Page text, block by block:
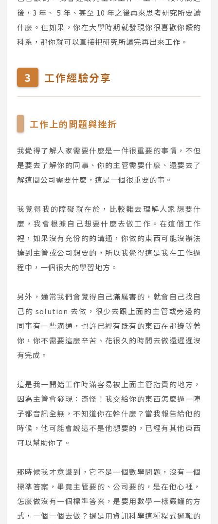
後，3 年、 5 年、甚至 10 年之後再來思考研究所要讀
什麼。但如果，你在大學時期就發現你很喜歡你讀的
科系，那你就可以直接把研究所讀完再出來工作。
工作經驗分享
工作上的問題與挫折
我覺得了解人家需要什麼是一件很重要的事情，不但
是要去了解你的同事、你的主管需要什麼、還要去了
解這間公司需要什麼，這是一個很重要的事。
我覺得我的障礙就在於，比較難去理解人家想要什
麼，我會根據自己想要什麼去做工作。在這個工作
裡，如果沒有充份的的溝通，你做的東西可能沒辦法
達到主管或公司想要的，所以我覺得這是我在工作過
程中，一個很大的學習地方。
另外，通常我們會覺得自己滿厲害的，就會自己找自
己的 solution 去做，很少去跟上面的主管或旁邊的
同事有一些溝通，也許已經有既有的東西在那邊等著
你，你不需要這麼辛苦、花很久的時間去做還遲遲沒
有完成。
這是我一開始工作時滿容易被上面主管指責的地方，
因為主管會發現：奇怪！我交給你的東西怎麼過一陣
子都音訊全無，不知道你在幹什麼？當我報告給他的
時候，他可能會說這不是他想要的，已經有其他東西
可以幫助你了。
那時候我才意識到，它不是一個數學問題，沒有一個
標準答案，畢竟主管要的、公司要的，是在他心裡，
怎麼做沒有一個標準答案，是要用數學一樣嚴謹的方
式，一個一個去做？還是用資訊科學這種程式邏輯的